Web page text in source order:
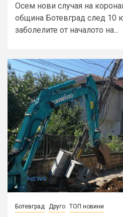
Осем нови случая на
община Ботевград след 10
заболелите от началото на...
Ботевград Друго ТОП новини